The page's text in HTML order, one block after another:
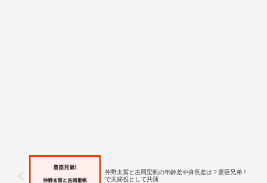
仲野太賀と吉岡里帆の年齢差や身長差は？豊臣兄弟！
で夫婦役として共演